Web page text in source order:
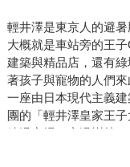
輕井澤是東京人的避
大概就是車站旁的王
建築與精品店，還有
著孩子與寵物的人們
一座由日本現代主義
團的「輕井澤皇家王子
繞過商場、穿過樹林
入眼前。走到正面入